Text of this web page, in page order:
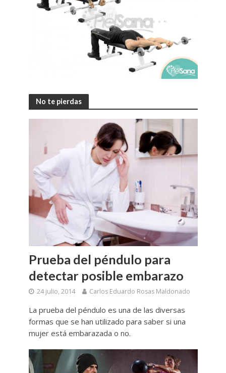
No te pierdas
Prueba del péndulo para
detectar posible embarazo
24 julio, 2014 Carlos Eduardo Rosas Maldonado
La prueba del péndulo es una de las diversas
formas que se han utilizado para saber si una
mujer está embarazada o no.